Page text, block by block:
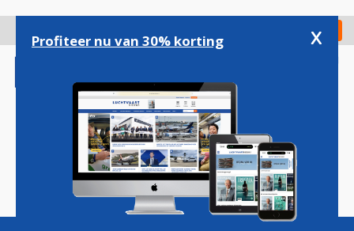
gaan
Check in
Magazine Podcasts Vacatures
Profiteer nu van 30% korting x